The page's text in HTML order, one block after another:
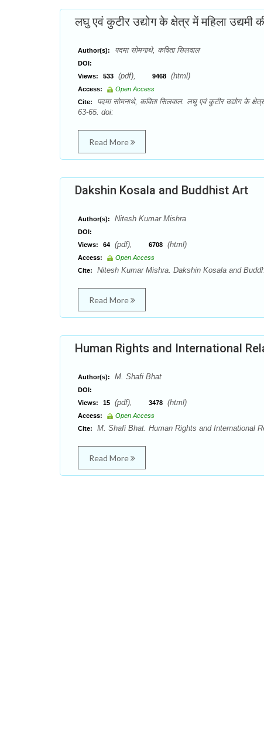
लघु एवं कुटीर उद्योग के क्षेत्र में महिला उद्यमी
Author(s): पदमा सोमनाथे, कविता सिलवाल
DOI:
Views:
533 (pdf), 9468 (html)
Access:
Open Access
Cite:
पदमा सोमनाथे, कविता सिलवाल. लघु एवं कुटीर उद्योग के
63-65. doi:
Read More
Dakshin Kosala and Buddhist Art
Author(s): Nitesh Kumar Mishra
DOI:
Views:
64 (pdf), 6708 (html)
Access:
Open Access
Cite:
Nitesh Kumar Mishra. Dakshin Kosala and
Read More
Human Rights and International
Author(s): M. Shafi Bhat
DOI:
Views:
15 (pdf), 3478 (html)
Access:
Open Access
Cite:
M. Shafi Bhat. Human Rights and International
Read More